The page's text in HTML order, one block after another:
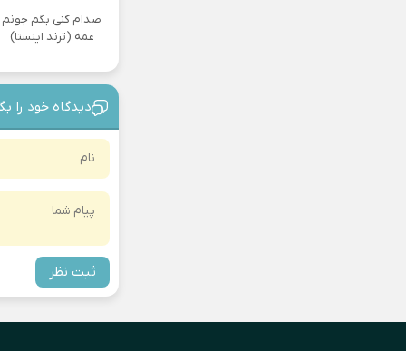
صدام کنی بگم جونم
عمه (ترند اینستا)
دیدگاه خود را
ثبت نظر